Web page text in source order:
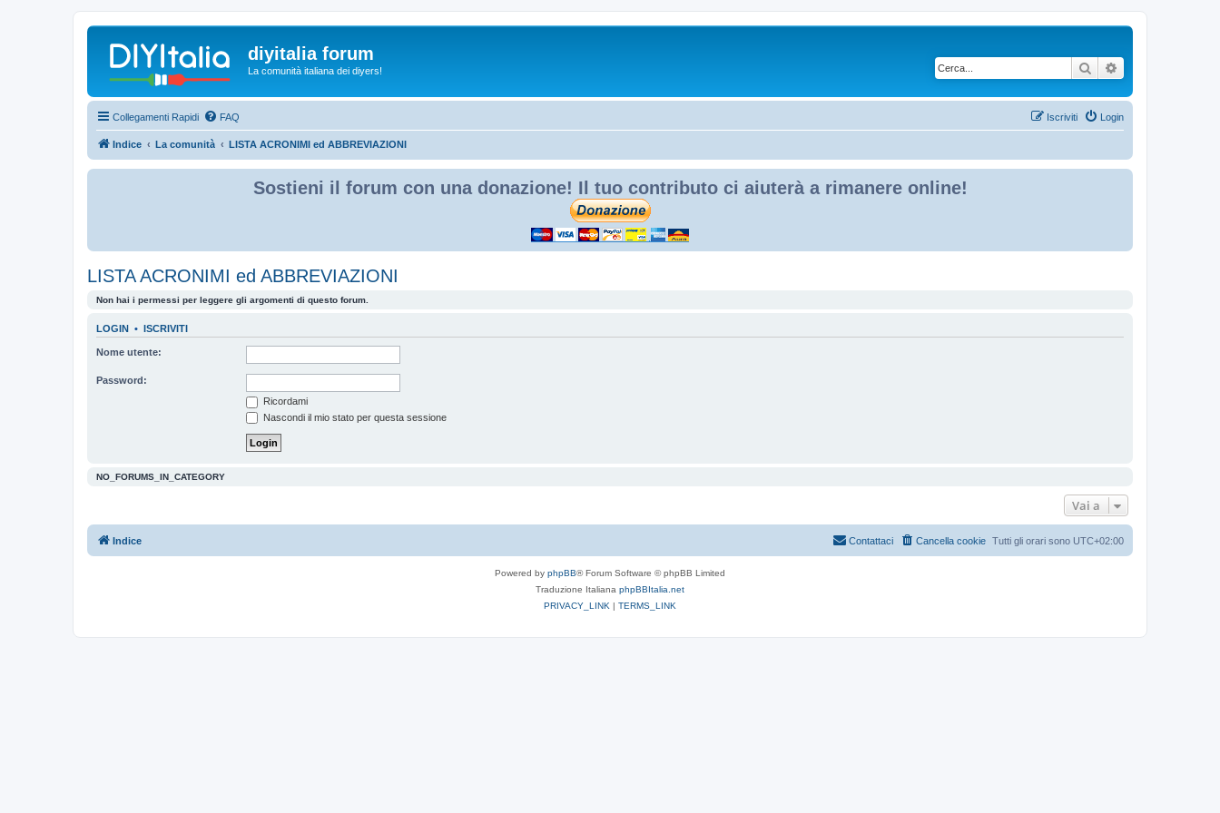
diyitalia forum
La comunità italiana dei diyers! Cerca
Collegamenti Rapidi FAQ Login
Iscriviti
Indice La comunità LISTA ACRONIMI ed ABBREVIAZIONI
Sostieni il forum con una donazione! Il tuo contributo ci aiuterà a rimanere online!
LISTA ACRONIMI ed ABBREVIAZIONI
Non hai i permessi per leggere gli argomenti di questo forum.
LOGIN • ISCRIVITI
Nome utente:
Password:
Ricordami
Nascondi il mio stato per questa sessione
NO_FORUMS_IN_CATEGORY
Vai a
Indice Tutti gli orari sono UTC+02:00
Cancella cookie
Contattaci
Powered by phpBB® Forum Software © phpBB Limited
Traduzione Italiana phpBBItalia.net
PRIVACY_LINK | TERMS_LINK